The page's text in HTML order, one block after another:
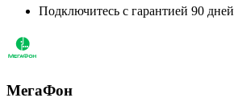
Подключитесь с гарантией 90 дней
МегаФон